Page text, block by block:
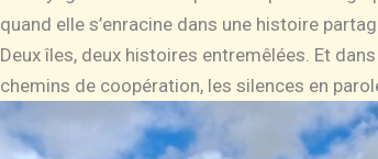
quand elle s’enracine dans une histoire
Deux îles, deux histoires entremêlées. Et
chemins de coopération, les silences en